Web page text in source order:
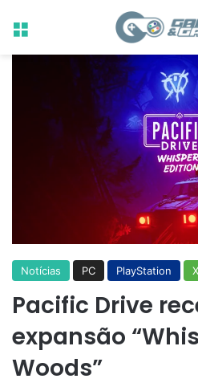
Menu
Notícias PC PlayStation
Pacific Drive
expansão
Woods”